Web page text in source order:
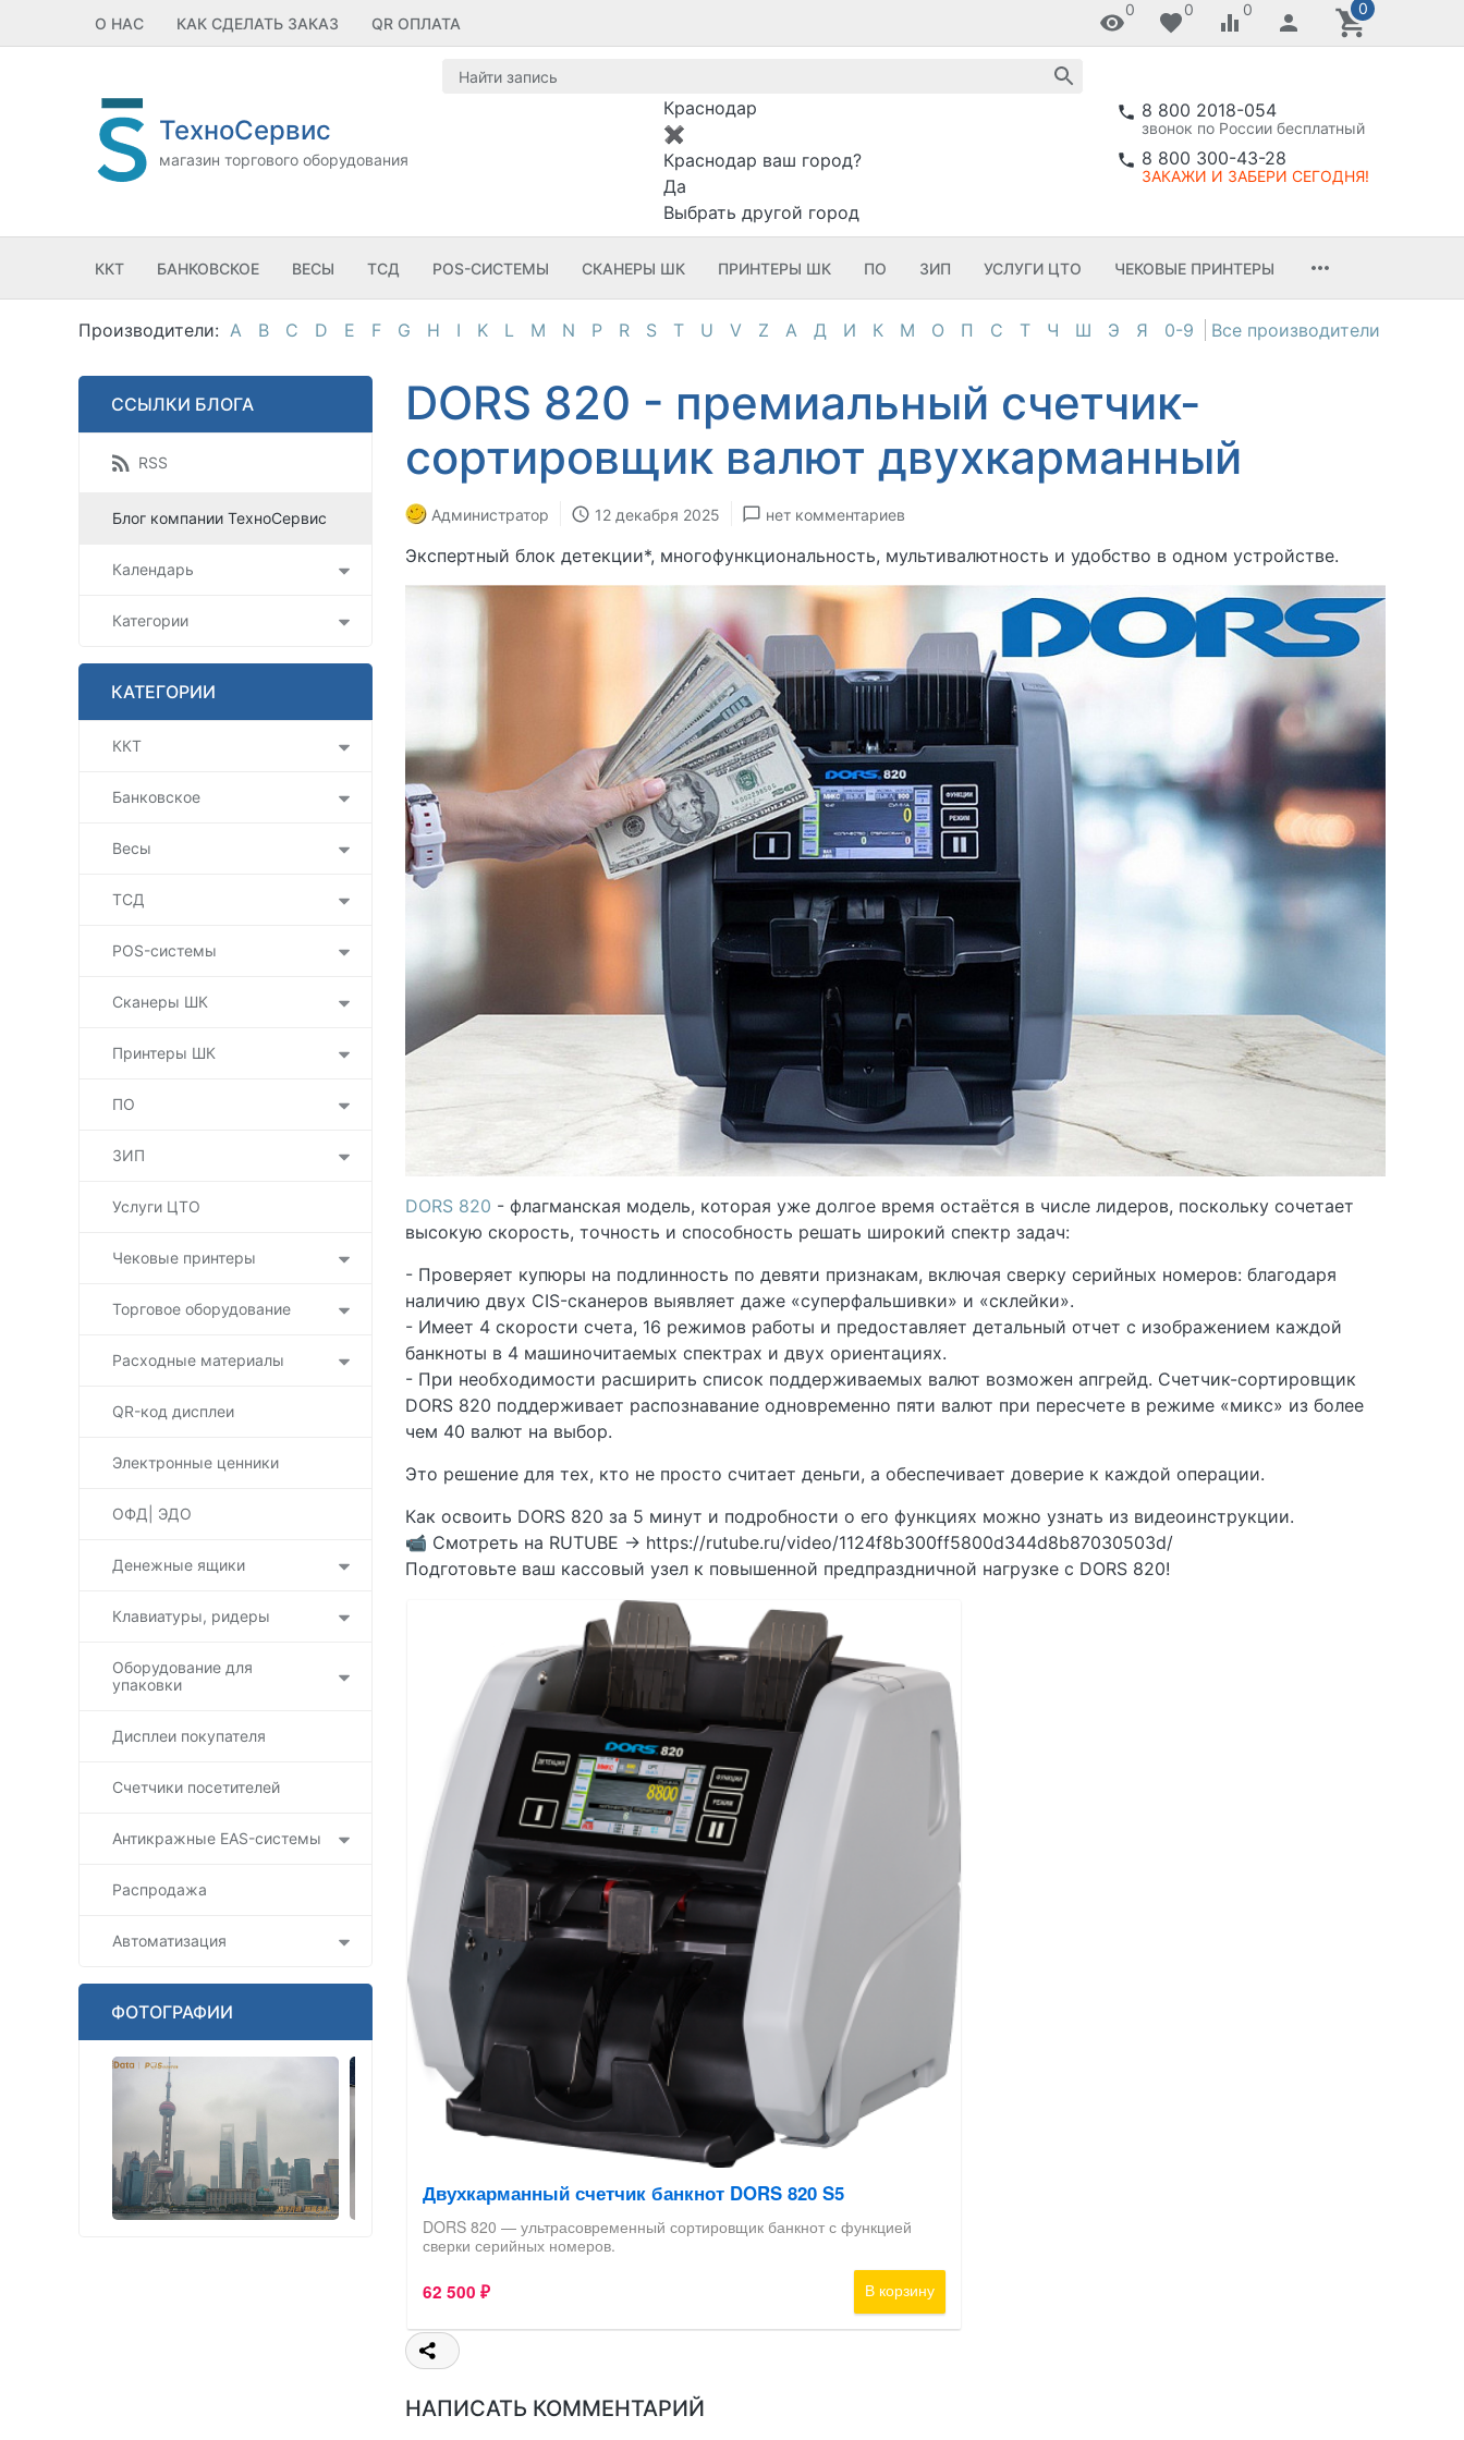
О НАС КАК СДЕЛАТЬ ЗАКАЗ QR ОПЛАТА
0 0 0 0
ТехноСервис
магазин торгового оборудования
Краснодар
✖
Краснодар ваш город?
Да
Выбрать другой город
8 800 2018-054
звонок по России бесплатный
8 800 300-43-28
ЗАКАЖИ И ЗАБЕРИ СЕГОДНЯ!
ККТ БАНКОВСКОЕ ВЕСЫ ТСД POS-СИСТЕМЫ СКАНЕРЫ ШК ПРИНТЕРЫ ШК ПО ЗИП УСЛУГИ ЦТО ЧЕКОВЫЕ ПРИНТЕРЫ
A B C D E F G H I K L M N P R S T U V Z А Д И К М О П С Т Ч Ш Э Я 0-9
DORS 820 - премиальный счетчик-
сортировщик валют двухкарманный​​
Администратор 12 декабря 2025 нет комментариев
Экспертный блок детекции*, многофункциональность, мультивалютность и удобство в одном устройстве.
DORS 820 - флагманская модель, которая уже долгое время остаётся в числе лидеров, поскольку сочетает
высокую скорость, точность и способность решать широкий спектр задач:
- Проверяет купюры на подлинность по девяти признакам, включая cверку серийных номеров: благодаря
наличию двух CIS-сканеров выявляет даже «суперфальшивки» и «склейки».
- Имеет 4 скорости счета, 16 режимов работы и предоставляет детальный отчет с изображением каждой
банкноты в 4 машиночитаемых спектрах и двух ориентациях.
- При необходимости расширить список поддерживаемых валют возможен апгрейд. Счетчик-сортировщик
DORS 820 поддерживает распознавание одновременно пяти валют при пересчете в режиме «микс» из более
чем 40 валют на выбор.
Это решение для тех, кто не просто считает деньги, а обеспечивает доверие к каждой операции.
Как освоить DORS 820 за 5 минут и подробности о его функциях можно узнать из видеоинструкции.
📹 Смотреть на RUTUBE → https://rutube.ru/video/1124f8b300ff5800d344d8b87030503d/
Подготовьте ваш кассовый узел к повышенной предпраздничной нагрузке с DORS 820!
НАПИСАТЬ КОММЕНТАРИЙ
ССЫЛКИ БЛОГА
RSS
Блог компании ТехноСервис
Календарь
Категории
КАТЕГОРИИ
ККТ
Банковское
Весы
ТСД
POS-системы
Сканеры ШК
Принтеры ШК
ПО
ЗИП
Услуги ЦТО
Чековые принтеры
Торговое оборудование
Расходные материалы
QR-код дисплеи
Электронные ценники
ОФД| ЭДО
Денежные ящики
Клавиатуры, ридеры
Оборудование для
упаковки
Дисплеи покупателя
Счетчики посетителей
Антикражные EAS-системы
Распродажа
Автоматизация
ФОТОГРАФИИ